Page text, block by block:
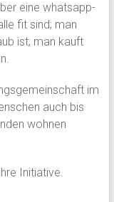
eine whatsapp-
fit sind; man
ist; man kauft
im
auch bis
wohnen
Initiative.